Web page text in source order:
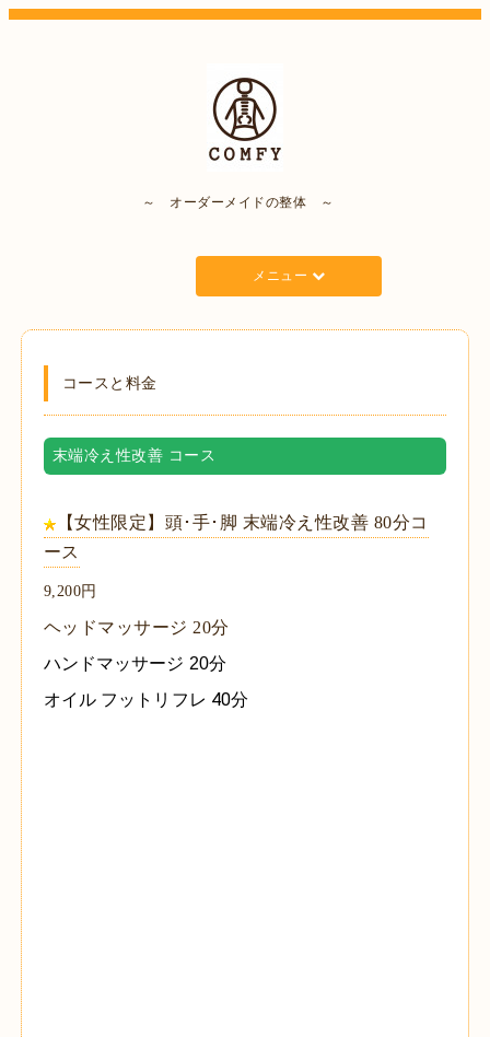
～ オーダーメイドの整体 ～
メニュー
コースと料金
末端冷え性改善 コース
【女性限定】頭･手･脚 末端冷え性改善 80分コ
ース
9,200円
ヘッドマッサージ 20分
ハンドマッサージ 20分
オイル フットリフレ 40分